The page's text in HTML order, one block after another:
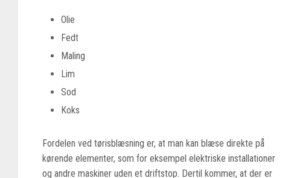
Olie
Fedt
Maling
Lim
Sod
Koks
Fordelen ved tørisblæsning er, at man kan blæse direkte på
kørende elementer, som for eksempel elektriske installationer
og andre maskiner uden et driftstop. Dertil kommer, at der er